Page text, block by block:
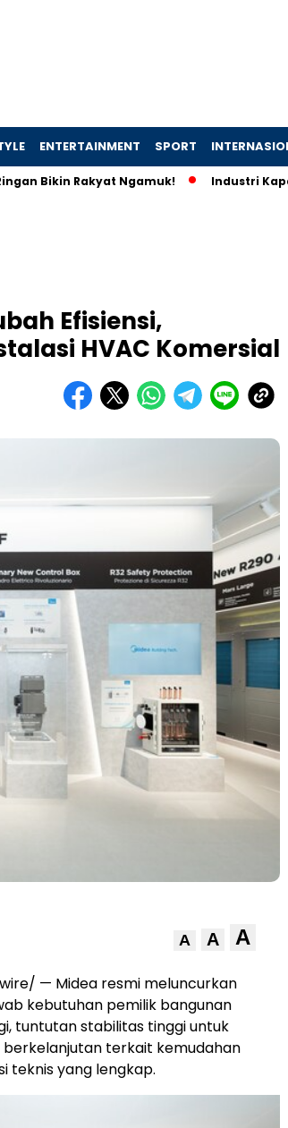
ENTERTAINMENT SPORT
Rakyat Ngamuk! Industri Kapal Hijau
Efisiensi,
HVAC Komersial
A A A
— Midea resmi meluncurkan
kebutuhan pemilik bangunan
tuntutan stabilitas tinggi untuk
terkait kemudahan
teknis yang lengkap.